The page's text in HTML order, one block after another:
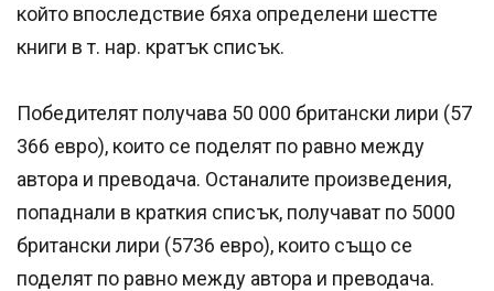
който впоследствие бяха определени шестте
книги в т. нар. кратък списък.
Победителят получава 50 000 британски лири (57
366 евро), които се поделят по равно между
автора и преводача. Останалите произведения,
попаднали в краткия списък, получават по 5000
британски лири (5736 евро), които също се
поделят по равно между автора и преводача.